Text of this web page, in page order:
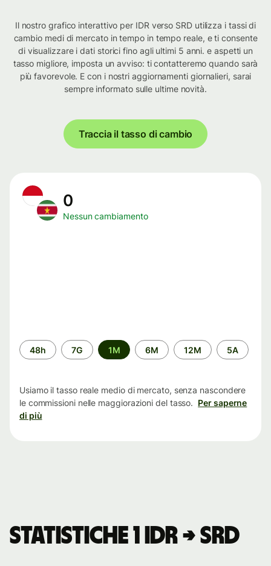
Il nostro grafico interattivo per IDR verso SRD utilizza i tassi di
cambio medi di mercato in tempo in tempo reale, e ti consente
di visualizzare i dati storici fino agli ultimi 5 anni. e aspetti un
tasso migliore, imposta un avviso: ti contatteremo quando sarà
più favorevole. E con i nostri aggiornamenti giornalieri, sarai
sempre informato sulle ultime novità.
Traccia il tasso di cambio
0
Nessun cambiamento
Periodo
di
48h 7G 1M 6M 12M 5A
Usiamo il tasso reale medio di mercato, senza nascondere
le commissioni nelle maggiorazioni del tasso. Per saperne
di più
Statistiche 1 IDR → SRD